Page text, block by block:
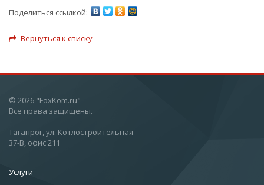
Поделиться ссылкой:
Вернуться к списку
© 2026 "FoxKom.ru"
Все права защищены.
Таганрог, ул. Котлостроительная
37-В, офис 211
Услуги